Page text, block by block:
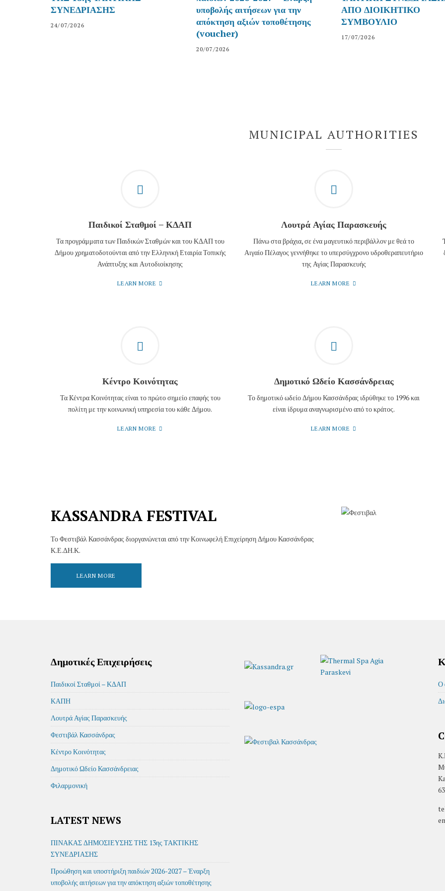
ΣΥΝΕΔΡΙΑΣΗΣ
24/07/2026
υποβολής αιτήσεων για την
απόκτηση αξιών τοποθέτησης
(voucher)
20/07/2026
ΑΠΟ ΔΙΟΙΚΗΤΙΚΟ
ΣΥΜΒΟΥΛΙΟ
17/07/2026
MUNICIPAL AUTHORITIES
Παιδικοί Σταθμοί – ΚΔΑΠ
Τα προγράμματα των Παιδικών Σταθμών και του ΚΔΑΠ του
Δήμου χρηματοδοτούνται από την Ελληνική Εταιρία Τοπικής
Ανάπτυξης και Αυτοδιοίκησης
LEARN MORE
Λουτρά Αγίας Παρασκευής
Πάνω στα βράχια, σε ένα μαγευτικό περιβάλλον με θεά το
Αιγαίο Πέλαγος γεννήθηκε το υπερσύγχρονο υδροθεραπευτήριο
της Αγίας Παρασκευής
LEARN MORE
Κέντρο Κοινότητας
Τα Kέντρα Κοινότητας είναι το πρώτο σημείο επαφής του
πολίτη με την κοινωνική υπηρεσία του κάθε Δήμου.
LEARN MORE
Δημοτικό Ωδείο Κασσάνδρειας
Το δημοτικό ωδείο Δήμου Κασσάνδρας ιδρύθηκε το 1996 και
είναι ίδρυμα αναγνωρισμένο από το κράτος.
LEARN MORE
KASSANDRA FESTIVAL
Το Φεστιβάλ Κασσάνδρας διοργανώνεται από την Κοινωφελή Επιχείρηση Δήμου Κασσάνδρας
Κ.Ε.ΔΗ.Κ.
LEARN MORE
Δημοτικές Επιχειρήσεις
Παιδικοί Σταθμοί – ΚΔΑΠ
ΚΑΠΗ
Λουτρά Αγίας Παρασκευής
Φεστιβάλ Κασσάνδρας
Κέντρο Κοινότητας
Δημοτικό Ωδείο Κασσάνδρειας
Φιλαρμονική
LATEST NEWS
ΠΙΝΑΚΑΣ ΔΗΜΟΣΙΕΥΣΗΣ ΤΗΣ 13ης ΤΑΚΤΙΚΗΣ
ΣΥΝΕΔΡΙΑΣΗΣ
Προώθηση και υποστήριξη παιδιών 2026-2027 – Έναρξη
υποβολής αιτήσεων για την απόκτηση αξιών τοποθέτησης
Ο